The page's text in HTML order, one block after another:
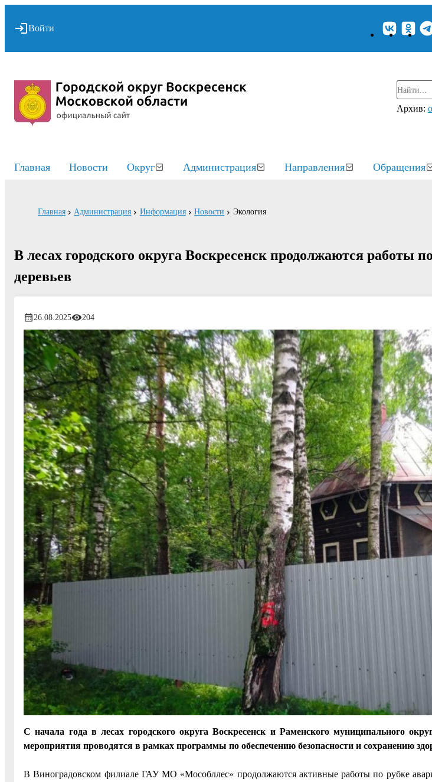
Войти
Архив:
Главная Новости Округ Администрация Направления Обращения
Главная Администрация Информация Новости Экология
В лесах городского округа Воскресенск продолжаются работы
деревьев
26.08.2025 204
С начала года в лесах городского округа Воскресенск и Раменского муниципального
мероприятия проводятся в рамках программы по обеспечению безопасности и сохранению
В Виноградовском филиале ГАУ МО «Мособллес» продолжаются активные работы по рубке